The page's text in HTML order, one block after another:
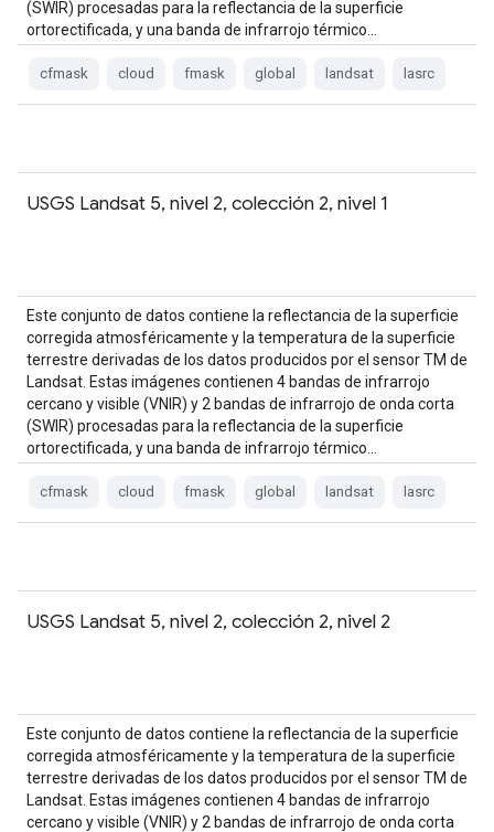
(SWIR) procesadas para la reflectancia de la superficie
ortorectificada, y una banda de infrarrojo térmico…
cfmask cloud fmask global landsat lasrc
USGS Landsat 5, nivel 2, colección 2, nivel 1
Este conjunto de datos contiene la reflectancia de la superficie
corregida atmosféricamente y la temperatura de la superficie
terrestre derivadas de los datos producidos por el sensor TM de
Landsat. Estas imágenes contienen 4 bandas de infrarrojo
cercano y visible (VNIR) y 2 bandas de infrarrojo de onda corta
(SWIR) procesadas para la reflectancia de la superficie
ortorectificada, y una banda de infrarrojo térmico…
cfmask cloud fmask global landsat lasrc
USGS Landsat 5, nivel 2, colección 2, nivel 2
Este conjunto de datos contiene la reflectancia de la superficie
corregida atmosféricamente y la temperatura de la superficie
terrestre derivadas de los datos producidos por el sensor TM de
Landsat. Estas imágenes contienen 4 bandas de infrarrojo
cercano y visible (VNIR) y 2 bandas de infrarrojo de onda corta